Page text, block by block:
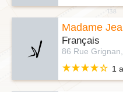
Madame
Français
86 Rue
1